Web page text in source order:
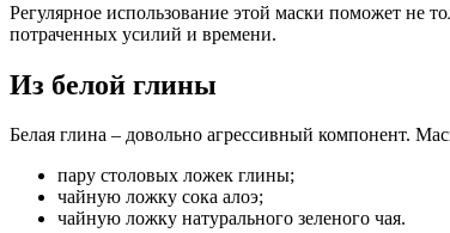
Регулярное использование этой маски поможет не
потраченных усилий и времени.
Из белой глины
Белая глина – довольно агрессивный компонент.
пару столовых ложек глины;
чайную ложку сока алоэ;
чайную ложку натурального зеленого чая.